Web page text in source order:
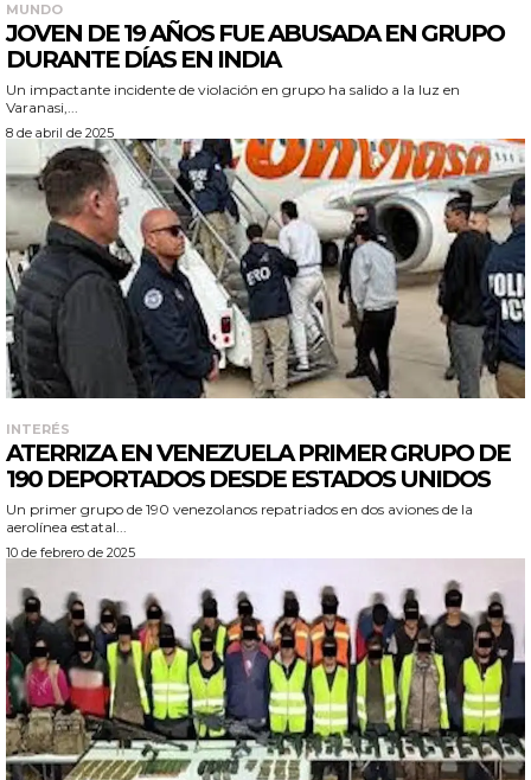
MUNDO
JOVEN DE 19 AÑOS FUE ABUSADA EN GRUPO
DURANTE DÍAS EN INDIA
Un impactante incidente de violación en grupo ha salido a la luz en
Varanasi,...
8 de abril de 2025
INTERÉS
ATERRIZA EN VENEZUELA PRIMER GRUPO DE
190 DEPORTADOS DESDE ESTADOS UNIDOS
Un primer grupo de 190 venezolanos repatriados en dos aviones de la
aerolínea estatal...
10 de febrero de 2025